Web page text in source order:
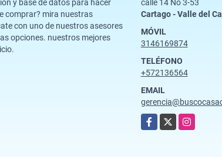
y base de datos para hacer
comprar? mira nuestras
con uno de nuestros asesores
opciones. nuestros mejores
calle 14 No 3-53
Cartago - Valle del
MÓVIL
3146169874
TELÉFONO
+572136564
EMAIL
Facebook
X Instagram